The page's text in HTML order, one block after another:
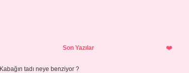
SidebarSon Yazılar
Kabağın tadı neye benziyor ?